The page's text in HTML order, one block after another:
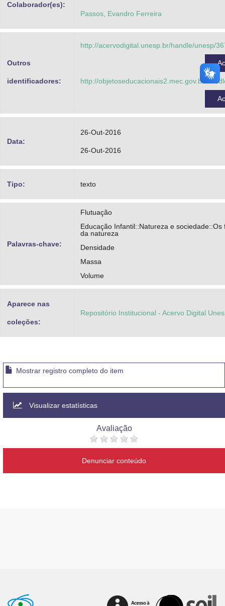
Colaborador(es):
Passos, Evandro Ferreira
Outros
identificadores:
http://acervodigital.unesp.br/handle/unesp/
http://objetoseducacionais2.mec.gov.br/
Data:
26-Out-2016
26-Out-2016
Tipo: texto
Palavras-chave:
Flutuação
Educação Infantil::Natureza e sociedade::Os
da natureza
Densidade
Massa
Volume
Aparece nas
coleções:
Repositório Institucional - Acervo Digital
Mostrar registro completo do item
Visualizar estatísticas
Avaliação
Denunciar conteúdo